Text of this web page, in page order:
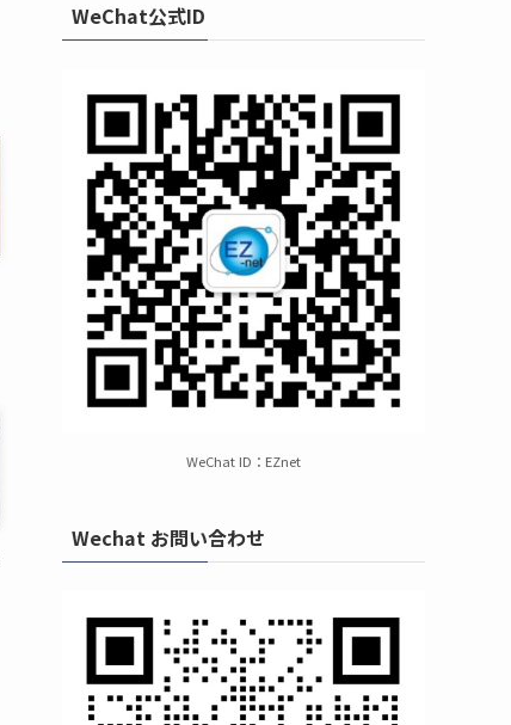
WeChat公式ID
WeChat ID：EZnet
Wechat お問い合わせ